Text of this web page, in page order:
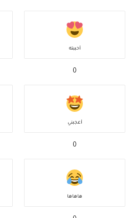
أحببته
0
أعجبني
0
هاهاها